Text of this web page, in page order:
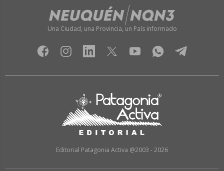
Una Ciudad, una Provincia, un País informado
Editorial Patagonia Activa @2003 - 2026